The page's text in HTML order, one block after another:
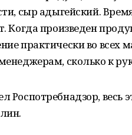
сыр адыгейский.
Когда произведен
практически во всех
сколько к
весь